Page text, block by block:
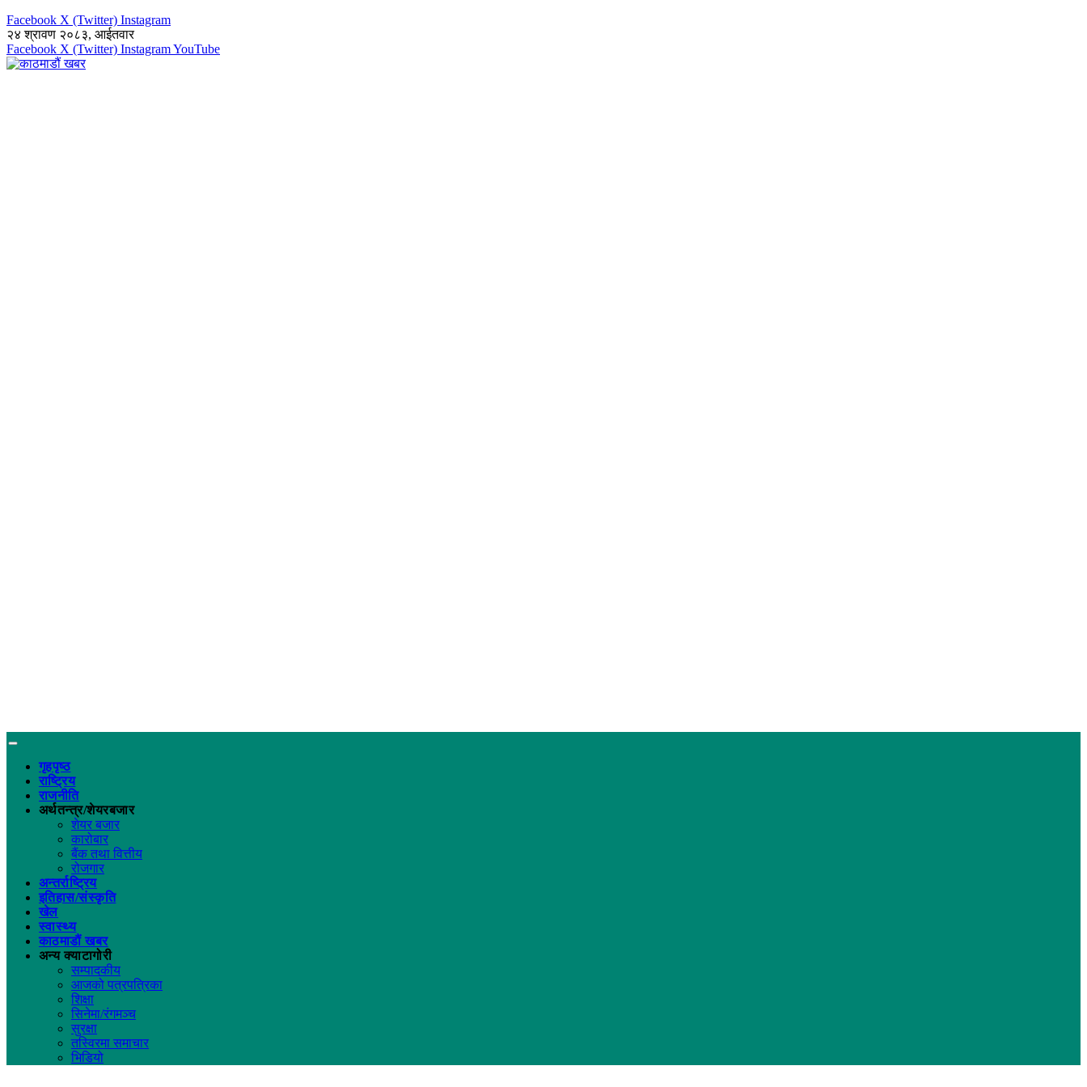
Facebook X (Twitter) Instagram
२४ श्रावण २०८३, आईतवार
Facebook X (Twitter) InstagramYouTube
गृहपृष्ठ
राष्ट्रिय
राजनीति
अर्थतन्त्र/शेयरबजार
शेयर बजार
कारोबार
बैंक तथा वित्तीय
रोजगार
अन्तर्राष्ट्रिय
इतिहास/संस्कृति
खेल
स्वास्थ्य
काठमाडौं खबर
अन्य क्याटागोरी
सम्पादकीय
आजको पत्रपत्रिका
शिक्षा
सिनेमा/रंगमञ्च
सुरक्षा
तस्विरमा समाचार
भिडियो